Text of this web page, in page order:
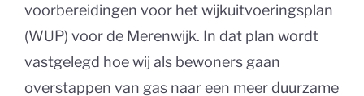
voorbereidingen voor het wijkuitvoeringsplan
(WUP) voor de Merenwijk. In dat plan wordt
vastgelegd hoe wij als bewoners gaan
overstappen van gas naar een meer duurzame